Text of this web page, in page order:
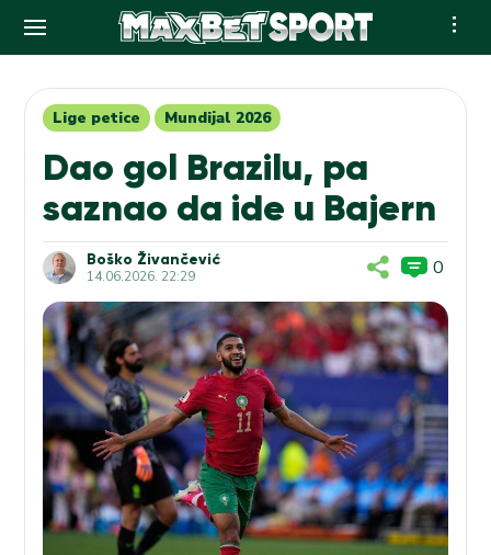
contentLige petice Mundijal 2026
Dao gol Brazilu, pa
saznao da ide u Bajern
Boško Živančević
14.06.2026. 22:29 0